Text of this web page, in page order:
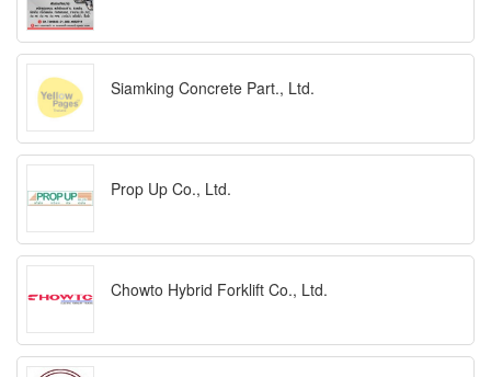
Siamking Concrete Part., Ltd.
Prop Up Co., Ltd.
Chowto Hybrid Forklift Co., Ltd.